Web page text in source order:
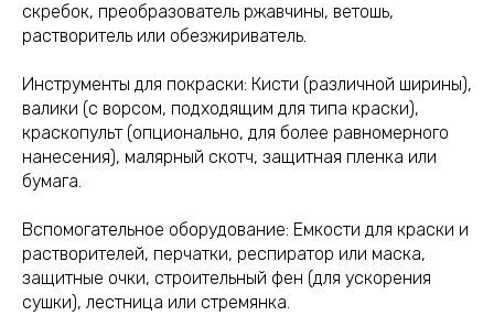
скребок, преобразователь ржавчины, ветошь,
растворитель или обезжириватель.
Инструменты для покраски: Кисти (различной ширины),
валики (с ворсом, подходящим для типа краски),
краскопульт (опционально, для более равномерного
нанесения), малярный скотч, защитная пленка или
бумага.
Вспомогательное оборудование: Емкости для краски и
растворителей, перчатки, респиратор или маска,
защитные очки, строительный фен (для ускорения
сушки), лестница или стремянка.